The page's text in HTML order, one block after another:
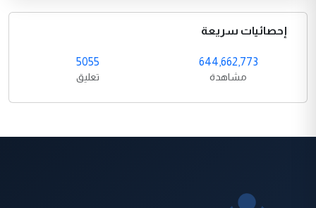
إحصائيات سريعة
644,662,773
مشاهدة
5055
تعليق